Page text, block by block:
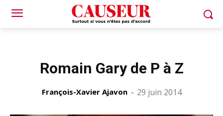
Romain Gary de P à Z
François-Xavier Ajavon - 29 juin 2014